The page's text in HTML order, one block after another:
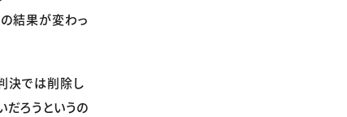
結果が変わっ
決では削除し
ろうというの